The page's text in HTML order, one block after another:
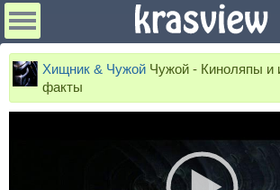
Хищник & Чужой Чужой - Киноляпы и
факты